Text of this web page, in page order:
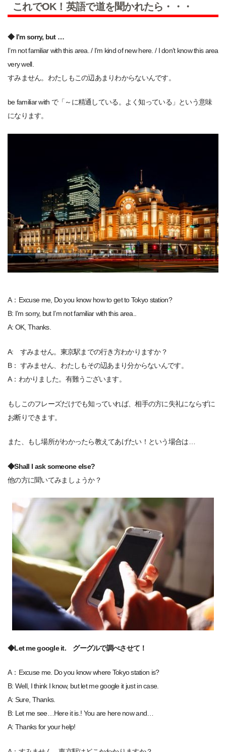
これでOK！英語で道を聞かれたら・・・
◆ I’m sorry, but …
I’m not familiar with this area. / I’m kind of new here. / I don’t know this area
very well.
すみません。わたしもこの辺あまりわからないんです。
be familiar with で「～に精通している。よく知っている」という意味
になります。
A：Excuse me, Do you know how to get to Tokyo station?
B: I’m sorry, but I’m not familiar with this area..
A: OK, Thanks.
A: すみません。東京駅までの行き方わかりますか？
B： すみません、わたしもその辺あまり分からないんです。
A：わかりました。有難うございます。
もしこのフレーズだけでも知っていれば、相手の方に失礼にならずに
お断りできます。
また、もし場所がわかったら教えてあげたい！という場合は…
◆Shall I ask someone else?
他の方に聞いてみましょうか？
◆Let me google it. グーグルで調べさせて！
A：Excuse me. Do you know where Tokyo station is?
B: Well, I think I know, but let me google it just in case.
A: Sure, Thanks.
B: Let me see…Here it is.! You are here now and…
A: Thanks for your help!